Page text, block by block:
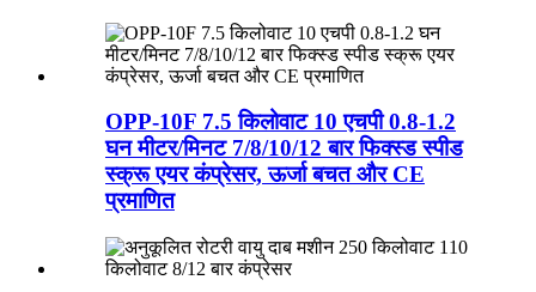
OPP-10F 7.5 किलोवाट 10 एचपी 0.8-1.2
घन मीटर/मिनट 7/8/10/12 बार फिक्स्ड स्पीड
स्क्रू एयर कंप्रेसर, ऊर्जा बचत और CE
प्रमाणित